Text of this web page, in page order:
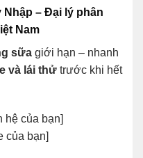
Nhập – Đại lý phân
Nam
sữa giới hạn – nhanh
và lái thử trước khi hết
hệ của bạn]
của bạn]